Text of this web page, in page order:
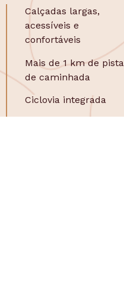
Calçadas largas,
acessíveis e
confortáveis
Mais de 1 km de pista
de caminhada
Ciclovia integrada